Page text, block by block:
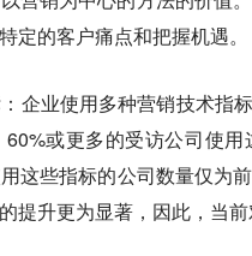
定的客户痛点和把握机遇。
企业使用多种营销技术指
或更多的受访公司使
这些指标的公司数量仅为
提升更为显著，因此，当